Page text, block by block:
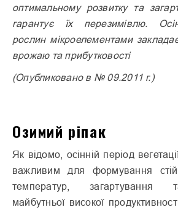
оптимальному розвитку та
гарантує їх перезимівлю.
рослин мікроелементами
врожаю та прибутковості
(Опубликовано в № 09.2011 г.)
Озимий ріпак
Як відомо, осінній період
важли­вим для формування
температур, загартуван­ня
майбутньої високої